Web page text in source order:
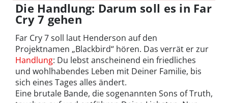
Die Handlung: Darum soll es in Far
Cry 7 gehen
Far Cry 7 soll laut Henderson auf den
Projektnamen „Blackbird“ hören. Das verrät er zur
Handlung: Du lebst anscheinend ein friedliches
und wohlhabendes Leben mit Deiner Familie, bis
sich eines Tages alles ändert.
Eine brutale Bande, die sogenannten Sons of Truth,